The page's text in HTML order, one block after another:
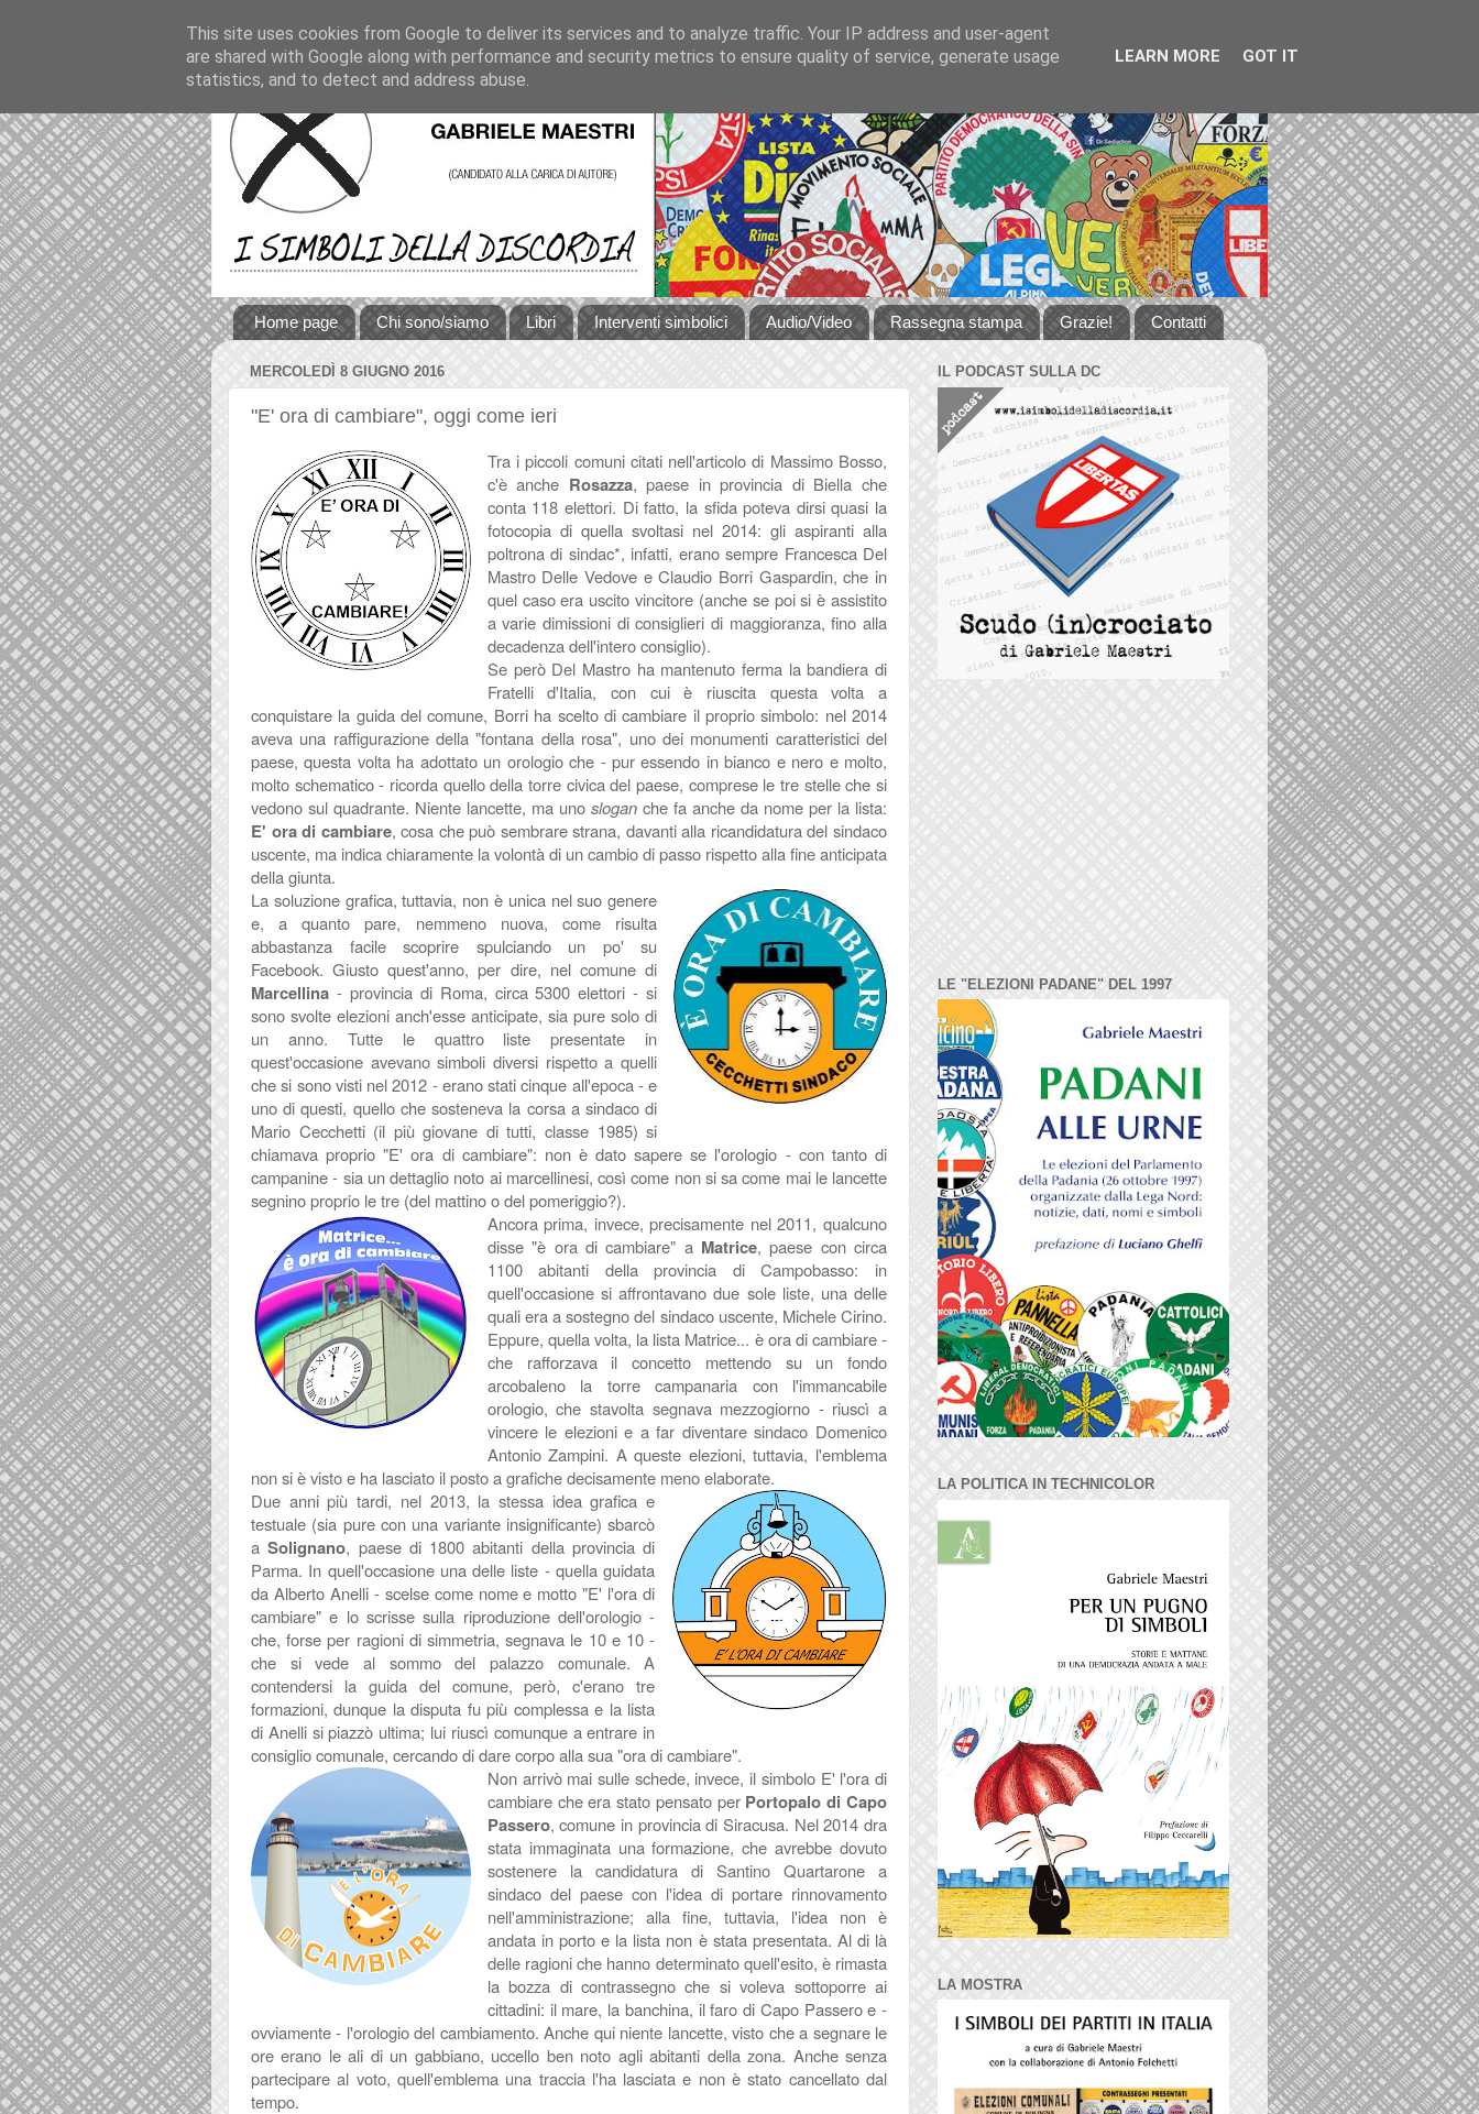
Home page Chi sono/siamo Libri Interventi simbolici Audio/Video Rassegna stampa Grazie! Contatti
MERCOLEDÌ 8 GIUGNO 2016
"E' ora di cambiare", oggi come ieri
Tra i piccoli comuni citati nell'articolo di Massimo Bosso,
c'è anche Rosazza, paese in provincia di Biella che
conta 118 elettori. Di fatto, la sfida poteva dirsi quasi la
fotocopia di quella svoltasi nel 2014: gli aspiranti alla
poltrona di sindac*, infatti, erano sempre Francesca Del
Mastro Delle Vedove e Claudio Borri Gaspardin, che in
quel caso era uscito vincitore (anche se poi si è assistito
a varie dimissioni di consiglieri di maggioranza, fino alla
decadenza dell'intero consiglio).
Se però Del Mastro ha mantenuto ferma la bandiera di
Fratelli d'Italia, con cui è riuscita questa volta a
conquistare la guida del comune, Borri ha scelto di cambiare il proprio simbolo: nel 2014
aveva una raffigurazione della "fontana della rosa", uno dei monumenti caratteristici del
paese, questa volta ha adottato un orologio che - pur essendo in bianco e nero e molto,
molto schematico - ricorda quello della torre civica del paese, comprese le tre stelle che si
vedono sul quadrante. Niente lancette, ma uno slogan che fa anche da nome per la lista:
E' ora di cambiare, cosa che può sembrare strana, davanti alla ricandidatura del sindaco
uscente, ma indica chiaramente la volontà di un cambio di passo rispetto alla fine anticipata
della giunta.
La soluzione grafica, tuttavia, non è unica nel suo genere
e, a quanto pare, nemmeno nuova, come risulta
abbastanza facile scoprire spulciando un po' su
Facebook. Giusto quest'anno, per dire, nel comune di
Marcellina - provincia di Roma, circa 5300 elettori - si
sono svolte elezioni anch'esse anticipate, sia pure solo di
un anno. Tutte le quattro liste presentate in
quest'occasione avevano simboli diversi rispetto a quelli
che si sono visti nel 2012 - erano stati cinque all'epoca - e
uno di questi, quello che sosteneva la corsa a sindaco di
Mario Cecchetti (il più giovane di tutti, classe 1985) si
chiamava proprio "E' ora di cambiare": non è dato sapere se l'orologio - con tanto di
campanine - sia un dettaglio noto ai marcellinesi, così come non si sa come mai le lancette
segnino proprio le tre (del mattino o del pomeriggio?).
Ancora prima, invece, precisamente nel 2011, qualcuno
disse "è ora di cambiare" a Matrice, paese con circa
1100 abitanti della provincia di Campobasso: in
quell'occasione si affrontavano due sole liste, una delle
quali era a sostegno del sindaco uscente, Michele Cirino.
Eppure, quella volta, la lista Matrice... è ora di cambiare -
che rafforzava il concetto mettendo su un fondo
arcobaleno la torre campanaria con l'immancabile
orologio, che stavolta segnava mezzogiorno - riuscì a
vincere le elezioni e a far diventare sindaco Domenico
Antonio Zampini. A queste elezioni, tuttavia, l'emblema
non si è visto e ha lasciato il posto a grafiche decisamente meno elaborate.
Due anni più tardi, nel 2013, la stessa idea grafica e
testuale (sia pure con una variante insignificante) sbarcò
aSolignano, paese di 1800 abitanti della provincia di
Parma. In quell'occasione una delle liste - quella guidata
da Alberto Anelli - scelse come nome e motto "E' l'ora di
cambiare" e lo scrisse sulla riproduzione dell'orologio -
che, forse per ragioni di simmetria, segnava le 10 e 10 -
che si vede al sommo del palazzo comunale. A
contendersi la guida del comune, però, c'erano tre
formazioni, dunque la disputa fu più complessa e la lista
di Anelli si piazzò ultima; lui riuscì comunque a entrare in
consiglio comunale, cercando di dare corpo alla sua "ora di cambiare".
Non arrivò mai sulle schede, invece, il simbolo E' l'ora di
cambiare che era stato pensato per Portopalo di Capo
Passero, comune in provincia di Siracusa. Nel 2014 dra
stata immaginata una formazione, che avrebbe dovuto
sostenere la candidatura di Santino Quartarone a
sindaco del paese con l'idea di portare rinnovamento
nell'amministrazione; alla fine, tuttavia, l'idea non è
andata in porto e la lista non è stata presentata. Al di là
delle ragioni che hanno determinato quell'esito, è rimasta
la bozza di contrassegno che si voleva sottoporre ai
cittadini: il mare, la banchina, il faro di Capo Passero e -
ovviamente - l'orologio del cambiamento. Anche qui niente lancette, visto che a segnare le
ore erano le ali di un gabbiano, uccello ben noto agli abitanti della zona. Anche senza
partecipare al voto, quell'emblema una traccia l'ha lasciata e non è stato cancellato dal
tempo.
IL PODCAST SULLA DC
LE "ELEZIONI PADANE" DEL 1997
LA POLITICA IN TECHNICOLOR
LA MOSTRA
This site uses cookies from Google to deliver its services and to analyze traffic. Your IP address and user-agent
are shared with Google along with performance and security metrics to ensure quality of service, generate usage
statistics, and to detect and address abuse.
LEARN MORE GOT IT